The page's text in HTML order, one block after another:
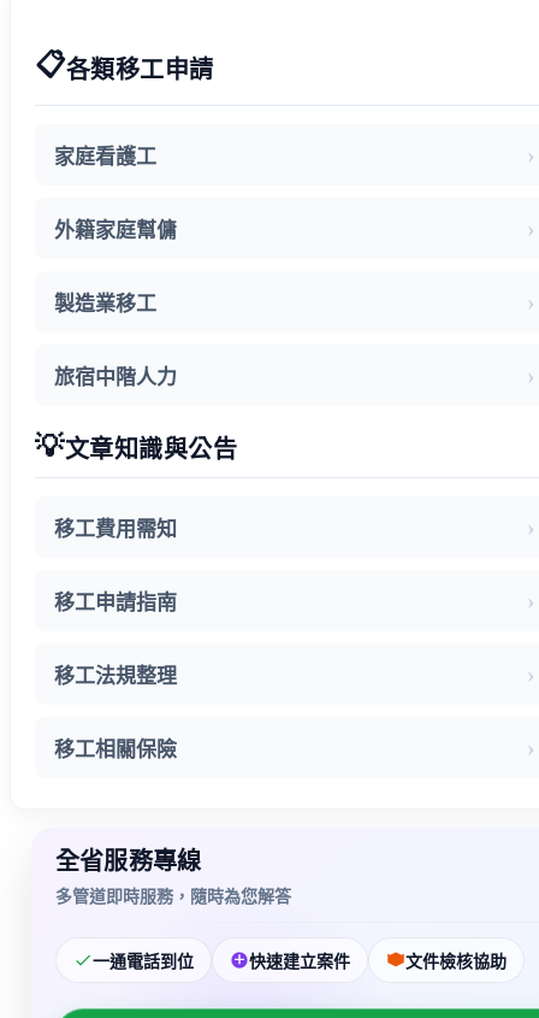
「3分鐘」巴氏量表評估
常見問題
案例分享
歷年評鑑成績
📋各類移工申請
家庭看護工
外籍家庭幫傭
製造業移工
旅宿中階人力
💡文章知識與公告
移工費用需知
移工申請指南
移工法規整理
移工相關保險
全省服務專線
多管道即時服務，隨時為您解答
一通電話到位 快速建立案件 文件檢核協助